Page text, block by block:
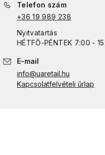
Telefon szám
+36 19 989 238
Nyitvatartás
HÉTFŐ-PÉNTEK 7:00 -
E-mail
info@uaretail.hu
Kapcsolatfelvételi űrlap